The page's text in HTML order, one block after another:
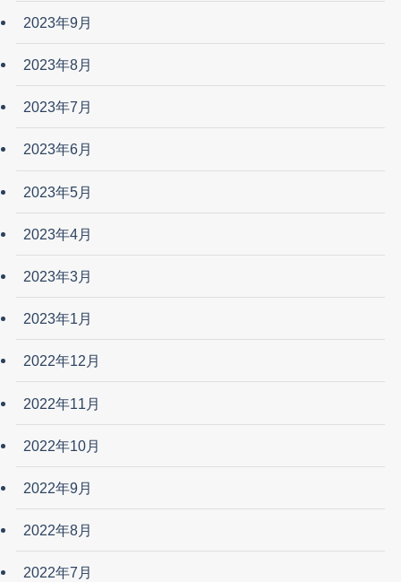
2023年9月
2023年8月
2023年7月
2023年6月
2023年5月
2023年4月
2023年3月
2023年1月
2022年12月
2022年11月
2022年10月
2022年9月
2022年8月
2022年7月